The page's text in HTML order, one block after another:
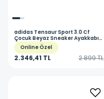
adidas Tensaur Sport 3.0 Cf
Çocuk Beyaz Sneaker Ayakkabı
JQ4195
Online Özel
2.346,41 TL 2.899 TL